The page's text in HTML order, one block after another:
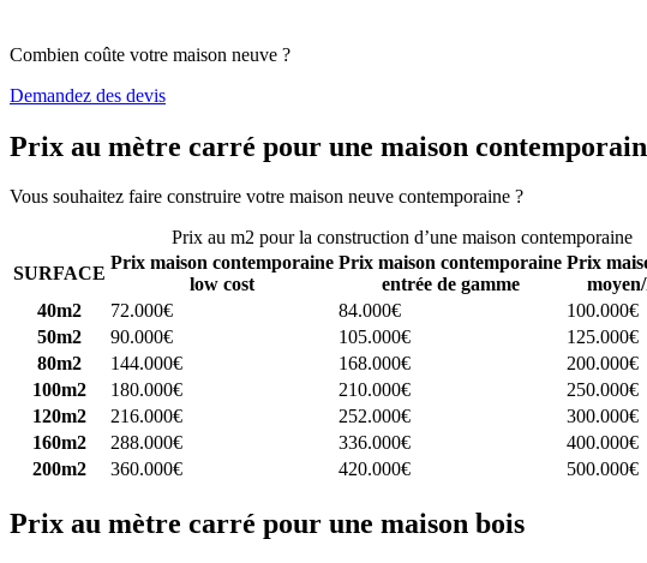
Combien coûte votre maison neuve ?
Demandez des devis
Prix au mètre carré pour une maison
Vous souhaitez faire construire votre maison neuve contemporaine ?
Prix au m2 pour la construction d’une maison contemporaine
SURFACE
Prix maison contemporaine
low cost
Prix maison contemporaine
entrée de gamme
Prix
40m2
72.000€ 84.000€
100.000€
50m2
90.000€ 105.000€
125.000€
80m2
144.000€ 168.000€
200.000€
100m2
180.000€ 210.000€
250.000€
120m2
216.000€ 252.000€
300.000€
160m2
288.000€ 336.000€
400.000€
200m2
360.000€ 420.000€ 500.000€
Prix au mètre carré pour une maison bois